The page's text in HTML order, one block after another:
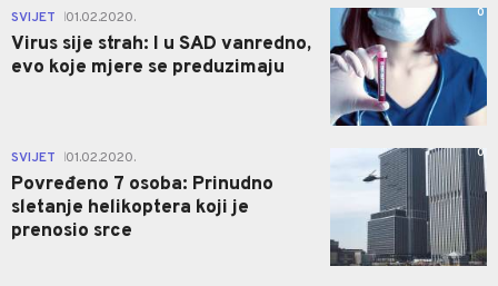
SVIJET 01.02.2020.
Virus sije strah: I u SAD vanredno,
evo koje mjere se preduzimaju
0
SVIJET 01.02.2020.
Povređeno 7 osoba: Prinudno
sletanje helikoptera koji je
prenosio srce
0